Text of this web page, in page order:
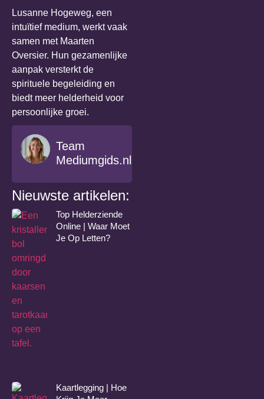
Lusanne Hogeweg, een
intuïtief medium, werkt vaak
samen met Maarten
Oversier. Hun gezamenlijke
aanpak versterkt de
spirituele begeleiding en
biedt meer helderheid voor
persoonlijke groei.
Team
Mediumgids.nl
Nieuwste artikelen:
Top Helderziende
Online | Waar Moet
Je Op Letten?
Kaartlegging | Hoe